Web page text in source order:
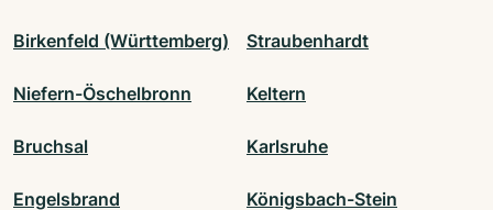
Birkenfeld (Württemberg) Straubenhardt
Niefern-Öschelbronn Keltern
Bruchsal Karlsruhe
Engelsbrand Königsbach-Stein